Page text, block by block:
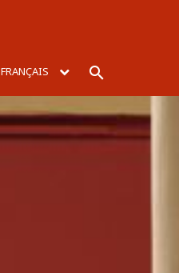
FRANÇAIS Rechercher